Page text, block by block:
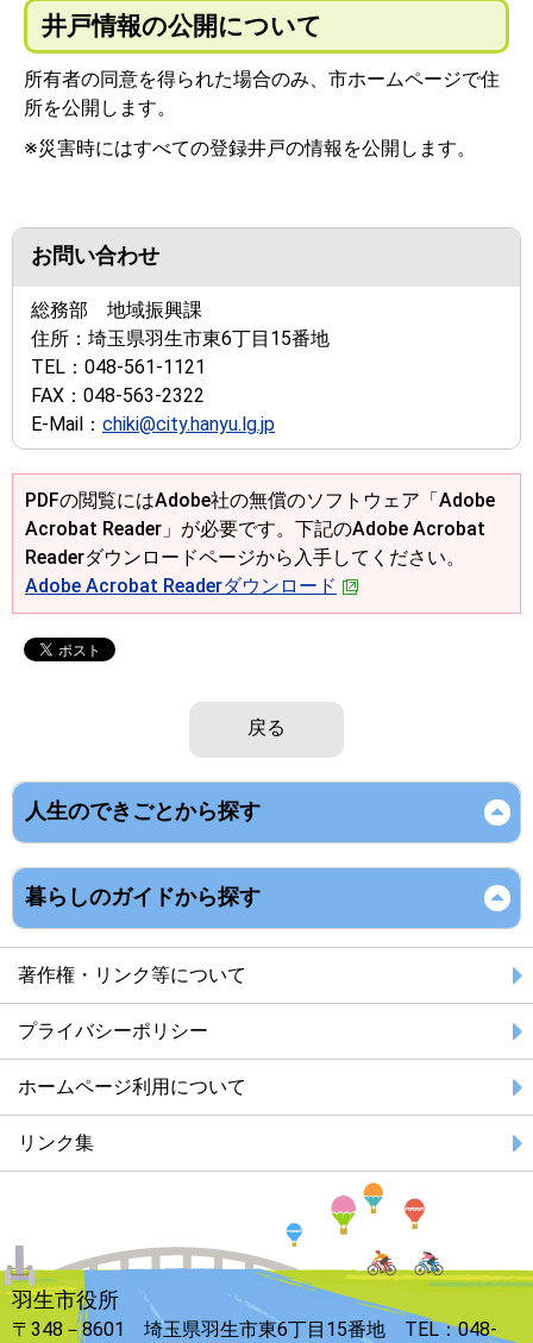
井戸情報の公開について
所有者の同意を得られた場合のみ、市ホームページで住
所を公開します。
※災害時にはすべての登録井戸の情報を公開します。
お問い合わせ
総務部 地域振興課
住所： 埼玉県羽生市東6丁目15番地
TEL： 048-561-1121
FAX： 048-563-2322
E-Mail： chiki@city.hanyu.lg.jp
PDFの閲覧にはAdobe社の無償のソフトウェア「Adobe
Acrobat Reader」が必要です。下記のAdobe Acrobat
Readerダウンロードページから入手してください。
Adobe Acrobat Readerダウンロード
戻る
人生のできごとから探す
暮らしのガイドから探す
著作権・リンク等について
プライバシーポリシー
ホームページ利用について
リンク集
羽生市役所
〒348－8601 埼玉県羽生市東6丁目15番地 TEL：048-